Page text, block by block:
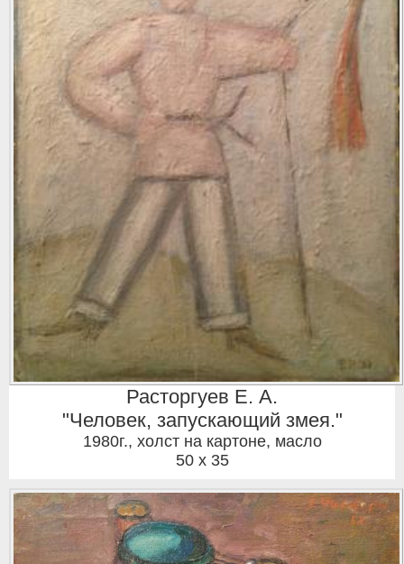
Расторгуев Е. А.
"Человек, запускающий змея."
1980г., холст на картоне, масло
50 x 35